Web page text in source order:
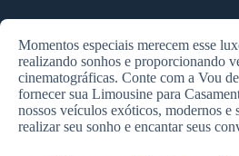
Momentos especiais merecem esse
realizando sonhos e proporcionando
cinematográficas. Conte com a Vou
fornecer sua Limousine para
nossos veículos exóticos, modernos e
realizar seu sonho e encantar seus